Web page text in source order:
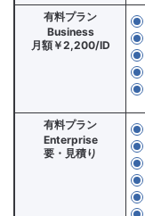
有料プラン
Business
月額￥2,200/ID
有料プラン
Enterprise
要・見積り